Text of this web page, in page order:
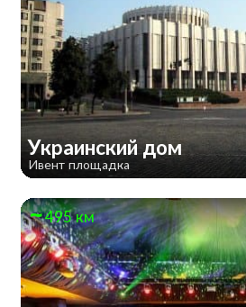
Украинский дом
Ивент площадка
495 км